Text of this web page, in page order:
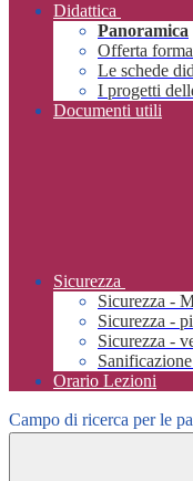
Didattica
Panoramica
Offerta
Le schede
I progetti
Documenti utili
Sicurezza
Sicurezza -
Sicurezza -
Sicurezza -
Orario Lezioni
Campo di ricerca per le